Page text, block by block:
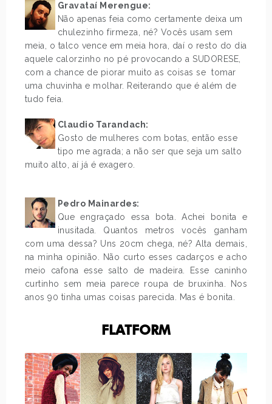
Gravataí Merengue:
Não apenas feia como certamente deixa um
chulezinho firmeza, né? Vocês usam sem
meia, o talco vence em meia hora, daí o resto do dia
aquele calorzinho no pé provocando a SUDORESE,
com a chance de piorar muito as coisas se tomar
uma chuvinha e molhar. Reiterando que é além de
tudo feia.
Claudio Tarandach:
Gosto de mulheres com botas, então esse
tipo me agrada; a não ser que seja um salto
muito alto, aí já é exagero.
Pedro Mainardes:
Que engraçado essa bota. Achei bonita e
inusitada. Quantos metros vocês ganham
com uma dessa? Uns 20cm chega, né? Alta demais,
na minha opinião. Não curto esses cadarços e acho
meio cafona esse salto de madeira. Esse caninho
curtinho sem meia parece roupa de bruxinha. Nos
anos 90 tinha umas coisas parecida. Mas é bonita.
FLATFORM